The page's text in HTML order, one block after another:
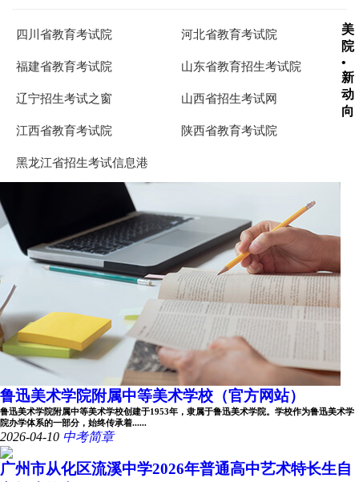
四川省教育考试院 河北省教育考试院
福建省教育考试院 山东省教育招生考试院
辽宁招生考试之窗 山西省招生考试网
江西省教育考试院 陕西省教育考试院
黑龙江省招生考试信息港
美
院
•
新
动
向
鲁迅美术学院附属中等美术学校（官方网站）
鲁迅美术学院附属中等美术学校创建于1953年，隶属于鲁迅美术学院。学校作为鲁迅美术学
院办学体系的一部分，始终传承着......
2026-04-10 中考简章
广州市从化区流溪中学2026年普通高中艺术特长生自